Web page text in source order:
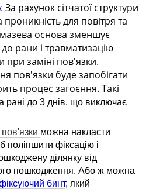
. За рахунок сітчатої структури
для повітря та
основа зменшує
рани і травматизацію
при заміні пов'язки.
пов'язки буде запобігати
процес загоєння. Такі
рані до 3 днів, що виключає
можна накласти
поліпшити фіксацію і
ділянку від
пошкодження. Або ж можна
бинт, який